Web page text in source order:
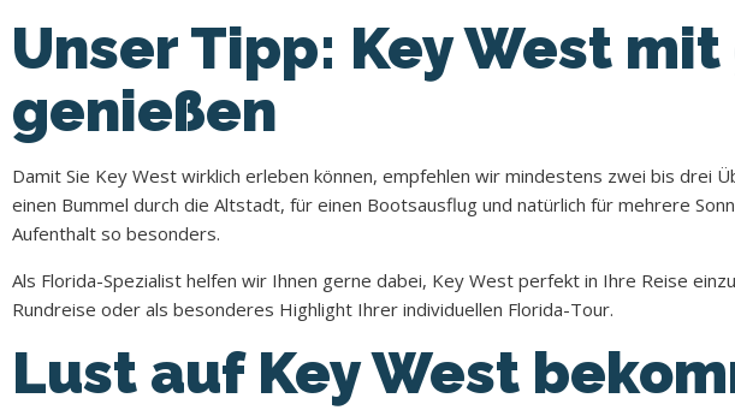
Unser Tipp: Key West
genießen
Damit Sie Key West wirklich erleben können, empfehlen wir mindestens zwei bis drei
einen Bummel durch die Altstadt, für einen Bootsausflug und natürlich für mehrere
Aufenthalt so besonders.
Als Florida-Spezialist helfen wir Ihnen gerne dabei, Key West perfekt in Ihre Reise
Rundreise oder als besonderes Highlight Ihrer individuellen Florida-Tour.
Lust auf Key West